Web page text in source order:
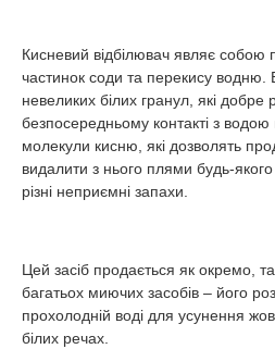
Кисневий відбілювач являє собою
частинок соди та перекису водню.
невеликих білих гранул, які добре
безпосередньому контакті з
молекули кисню, які дозволять
видалити з нього плями будь-
різні неприємні запахи.
Цей засіб продається як окремо,
багатьох миючих засобів – його
прохолодній воді для усунення
білих речах.